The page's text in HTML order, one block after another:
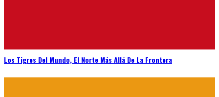
Los Tigres Del Mundo, El Norte Más Allá De La Frontera